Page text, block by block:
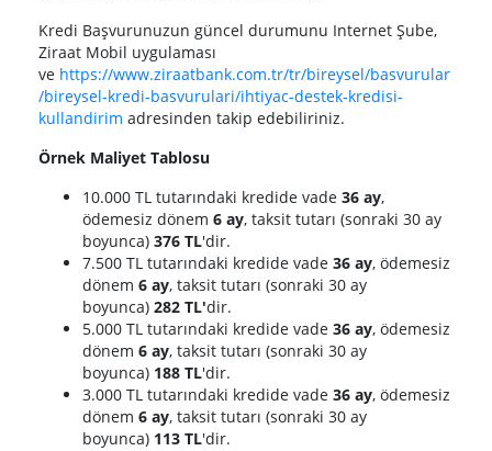
Kredi Başvurunuzun güncel durumunu Internet Şube,
Ziraat Mobil uygulaması
ve https://www.ziraatbank.com.tr/tr/bireysel/basvurular
/bireysel-kredi-basvurulari/ihtiyac-destek-kredisi-
kullandirim adresinden takip edebiliriniz.
Örnek Maliyet Tablosu
10.000 TL tutarındaki kredide vade 36 ay,
ödemesiz dönem 6 ay, taksit tutarı (sonraki 30 ay
boyunca) 376 TL'dir.
7.500 TL tutarındaki kredide vade 36 ay, ödemesiz
dönem 6 ay, taksit tutarı (sonraki 30 ay
boyunca) 282 TL'dir.
5.000 TL tutarındaki kredide vade 36 ay, ödemesiz
dönem 6 ay, taksit tutarı (sonraki 30 ay
boyunca) 188 TL'dir.
3.000 TL tutarındaki kredide vade 36 ay, ödemesiz
dönem 6 ay, taksit tutarı (sonraki 30 ay
boyunca) 113 TL'dir.